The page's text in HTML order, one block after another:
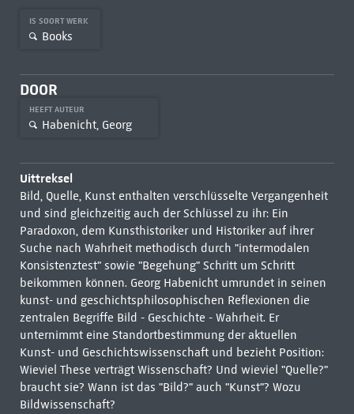
IS SOORT WERK
Books
DOOR
HEEFT AUTEUR
Habenicht, Georg
Uittreksel
Bild, Quelle, Kunst enthalten verschlüsselte Vergangenheit
und sind gleichzeitig auch der Schlüssel zu ihr: Ein
Paradoxon, dem Kunsthistoriker und Historiker auf ihrer
Suche nach Wahrheit methodisch durch "intermodalen
Konsistenztest" sowie "Begehung" Schritt um Schritt
beikommen können. Georg Habenicht umrundet in seinen
kunst- und geschichtsphilosophischen Reflexionen die
zentralen Begriffe Bild - Geschichte - Wahrheit. Er
unternimmt eine Standortbestimmung der aktuellen
Kunst- und Geschichtswissenschaft und bezieht Position:
Wieviel These verträgt Wissenschaft? Und wieviel "Quelle?"
braucht sie? Wann ist das "Bild?" auch "Kunst"? Wozu
Bildwissenschaft?